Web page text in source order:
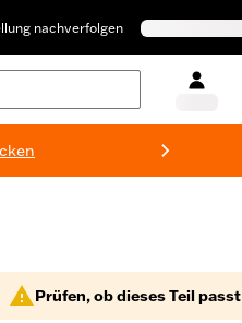
nachverfolgen
Prüfen, ob dieses Teil passt